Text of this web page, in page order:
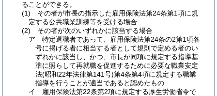
ることができる。
(1)
その者が市長の指示した雇用保険法第24条第1項に規
定する公共職業訓練等を受ける場合
(2)
その者が次のいずれかに該当する場合
ア
特定退職者であって、雇用保険法第24条の2第1項各
号に掲げる者に相当する者として規則で定める者のい
ずれかに該当し、かつ、市長が同項に規定する指導基
準に照らして再就職を促進するために必要な職業安定
法(昭和22年法律第141号)第4条第4項に規定する職業
指導を行うことが適当であると認めたもの
イ
雇用保険法第22条第2項に規定する厚生労働省令で